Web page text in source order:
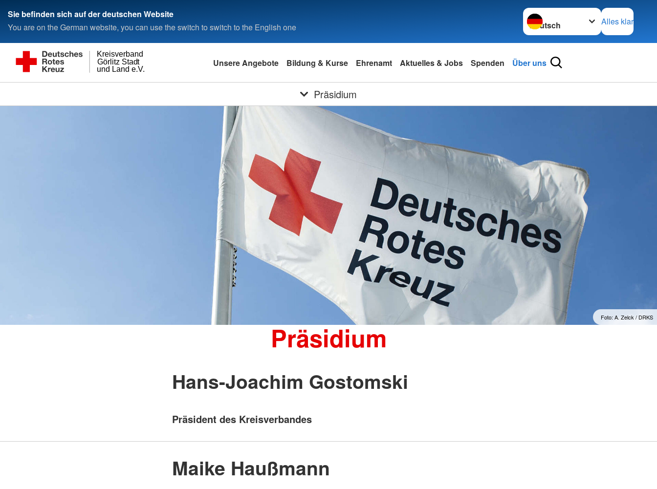
Sie befinden sich auf der deutschen Website
You are on the German website, you can use the switch to switch to the English one
Sprache wechseln zu
Alles klar
und Land e.V.
Görlitz Stadt
Kreisverband
Unsere Angebote Bildung & Kurse Ehrenamt Aktuelles & Jobs Spenden Über uns
Präsidium
Foto: A. Zelck / DRKS
Präsidium
Hans-Joachim Gostomski
Präsident des Kreisverbandes
Maike Haußmann